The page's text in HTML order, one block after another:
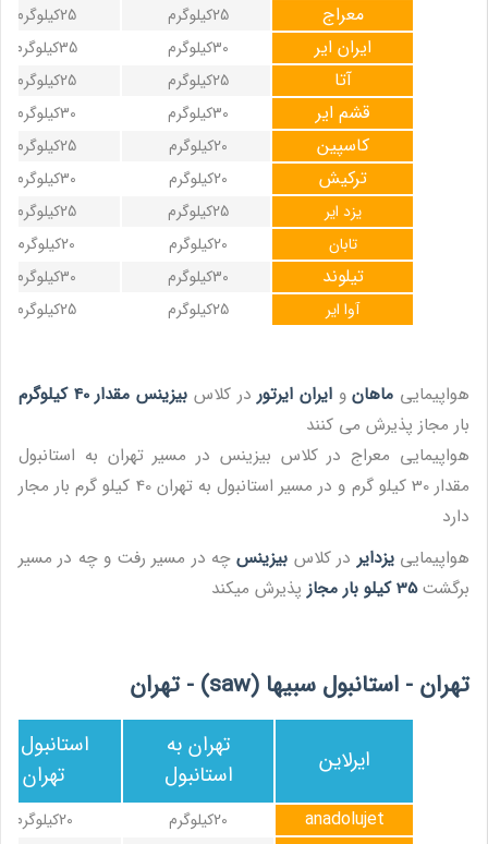
25کیلوگرم 25کیلوگرم معراج
35کیلوگرم 30کیلوگرم ایران ایر
25کیلوگرم 25کیلوگرم آتا
30کیلوگرم 30کیلوگرم قشم ایر
25کیلوگرم 20کیلوگرم کاسپین
30کیلوگرم 20کیلوگرم ترکیش
25کیلوگرم 25کیلوگرم
یزد ایر
20کیلوگرم
20کیلوگرم
تابان
30کیلوگرم
30کیلوگرم تیلوند
25کیلوگرم 25کیلوگرم آوا ایر
هواپیمایی ماهانوایران ایرتوردر کلاس بیزینس مقدار 40 کیلوگرم
بار مجاز پذیرش می کنند
هواپیمایی معراج در کلاس بیزینس در مسیر تهران به استانبول
مقدار 30 کیلو گرم و در مسیر استانبول به تهران 40 کیلو گرم بار مجار
دارد
هواپیمایییزدایر در کلاس بیزینسچه در مسیر رفت و چه در مسیر
برگشت35 کیلو بار مجاز پذیرش میکند
تهران - استانبول سبیها (saw) - تهران
استانبول
تهران
تهران به
استانبول
ایرلاین
20کیلوگرم 20کیلوگرم anadolujet